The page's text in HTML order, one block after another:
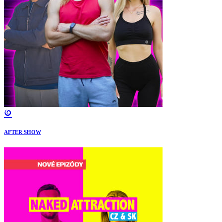
AFTER SHOW